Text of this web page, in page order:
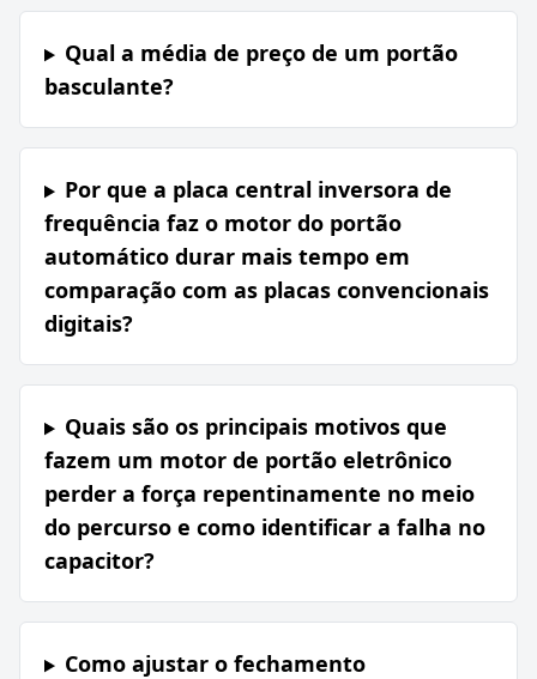
Qual a média de preço de um portão
basculante?
Por que a placa central inversora de
frequência faz o motor do portão
automático durar mais tempo em
comparação com as placas convencionais
digitais?
Quais são os principais motivos que
fazem um motor de portão eletrônico
perder a força repentinamente no meio
do percurso e como identificar a falha no
capacitor?
Como ajustar o fechamento